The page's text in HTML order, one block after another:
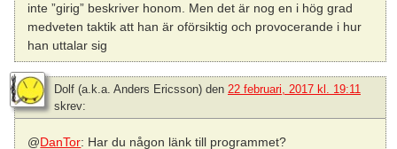
inte ”girig” beskriver honom. Men det är nog en i hög grad
medveten taktik att han är oförsiktig och provocerande i hur
han uttalar sig
Dolf (a.k.a. Anders Ericsson) den 22 februari, 2017 kl. 19:11
skrev:
@DanTor: Har du någon länk till programmet?